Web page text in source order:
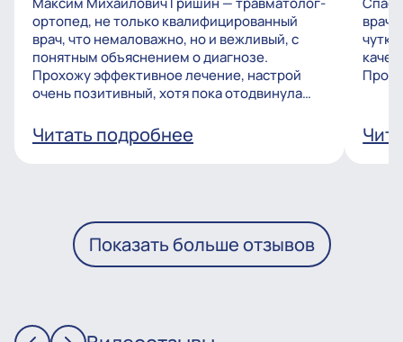
ортопед, не только квалифицированный
врач, что немаловажно, но и вежливый, с
понятным объяснением о диагнозе.
Прохожу эффективное лечение, настрой
очень позитивный, хотя пока отодвинула
Читать подробнее
Показать больше отзывов